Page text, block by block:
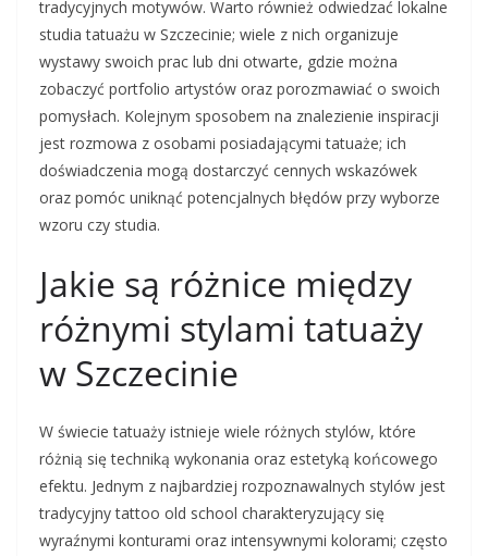
tradycyjnych motywów. Warto również odwiedzać lokalne
studia tatuażu w Szczecinie; wiele z nich organizuje
wystawy swoich prac lub dni otwarte, gdzie można
zobaczyć portfolio artystów oraz porozmawiać o swoich
pomysłach. Kolejnym sposobem na znalezienie inspiracji
jest rozmowa z osobami posiadającymi tatuaże; ich
doświadczenia mogą dostarczyć cennych wskazówek
oraz pomóc uniknąć potencjalnych błędów przy wyborze
wzoru czy studia.
Jakie są różnice między
różnymi stylami tatuaży
w Szczecinie
W świecie tatuaży istnieje wiele różnych stylów, które
różnią się techniką wykonania oraz estetyką końcowego
efektu. Jednym z najbardziej rozpoznawalnych stylów jest
tradycyjny tattoo old school charakteryzujący się
wyraźnymi konturami oraz intensywnymi kolorami; często